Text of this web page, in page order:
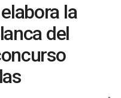
la
del